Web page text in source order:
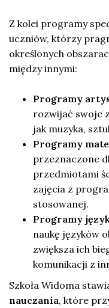
Z kolei programy
uczniów, którzy
określonych
między innymi:
Programy
rozwijać swoje
jak muzyka,
Programy
przeznaczone
przedmiotami
zajęcia z
stosowanej.
Programy
naukę języków
zwiększa ich
komunikacji z
Szkoła Widoma
nauczania, które